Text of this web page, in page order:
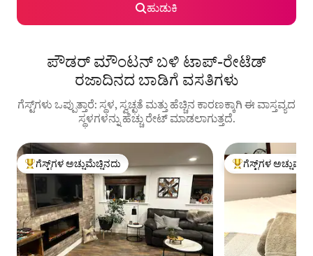
ಹುಡುಕಿ
ಪೌಡರ್ ಮೌಂಟನ್ ಬಳಿ ಟಾಪ್-ರೇಟೆಡ್
ರಜಾದಿನದ ಬಾಡಿಗೆ ವಸತಿಗಳು
ಗೆಸ್ಟ್‌ಗಳು ಒಪ್ಪುತ್ತಾರೆ: ಸ್ಥಳ, ಸ್ವಚ್ಛತೆ ಮತ್ತು ಹೆಚ್ಚಿನ ಕಾರಣಕ್ಕಾಗಿ ಈ ವಾಸ್ತವ್ಯದ
ಸ್ಥಳಗಳನ್ನು ಹೆಚ್ಚು ರೇಟ್ ಮಾಡಲಾಗುತ್ತದೆ.
ಗೆಸ್ಟ್‌ಗಳಿಗೆ ಅತಿ ಹೆಚ್ಚು ಅಚ್ಚುಮೆಚ್ಚಿನದು
ಗೆಸ್ಟ್‌ಗಳ ಅಚ್ಚುಮೆಚ್ಚಿನದು ಗೆಸ್ಟ್‌ಗಳಿಗೆ ಅತಿ ಹೆಚ್ಚು
ಗೆಸ್ಟ್‌ಗಳ